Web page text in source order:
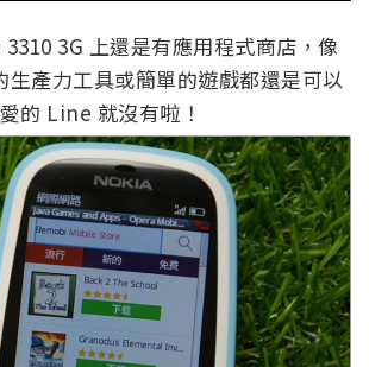
3G 上還是有應用程式商店，像
產力工具或簡單的遊戲都還是可以
的 Line 就沒有啦！